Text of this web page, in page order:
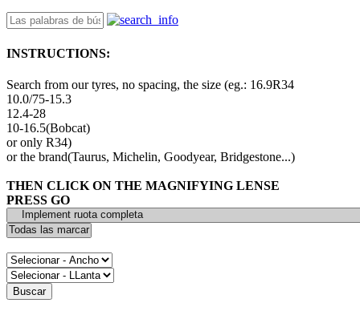
INSTRUCTIONS:
Search from our tyres, no spacing, the size (eg.: 16.9R34
10.0/75-15.3
12.4-28
10-16.5(Bobcat)
or only R34)
or the brand(Taurus, Michelin, Goodyear, Bridgestone...)
THEN CLICK ON THE MAGNIFYING LENSE
PRESS GO